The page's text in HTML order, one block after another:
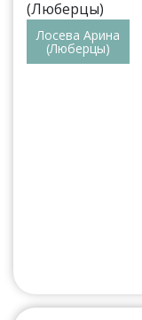
Лосева Арина
(Люберцы)